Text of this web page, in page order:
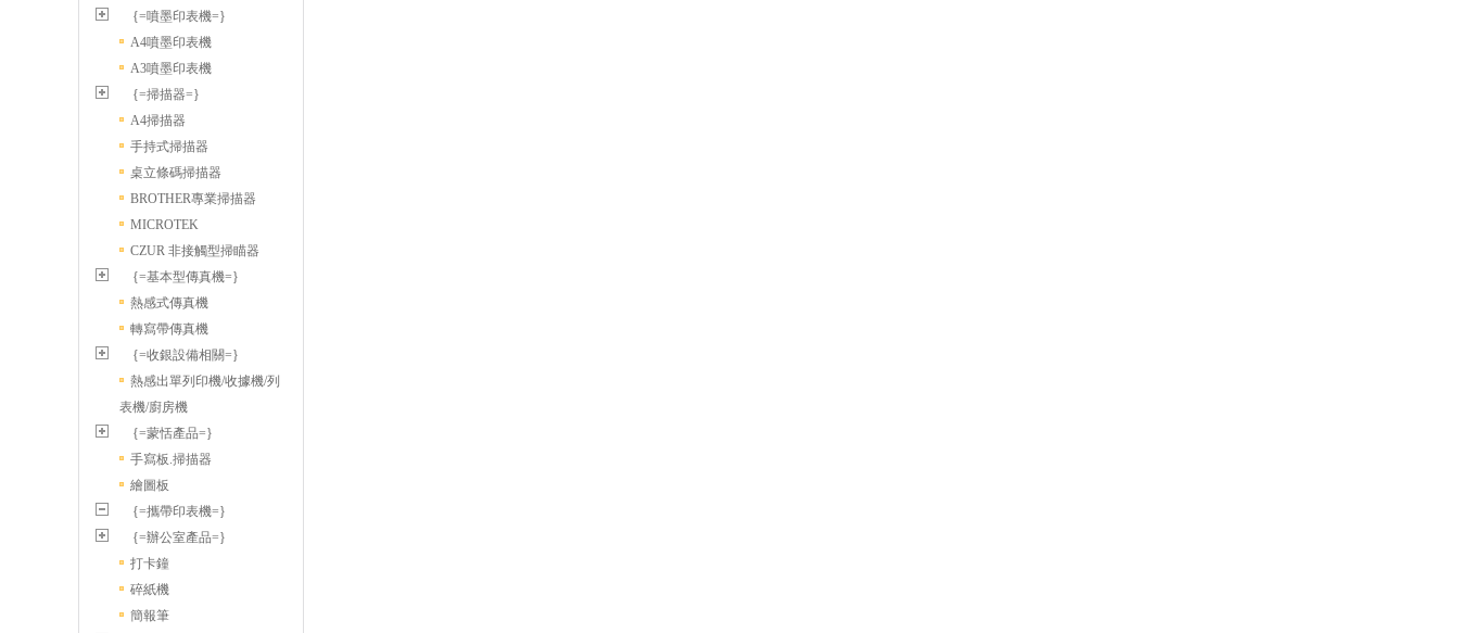
{=噴墨印表機=}
A4噴墨印表機
A3噴墨印表機
{=掃描器=}
A4掃描器
手持式掃描器
桌立條碼掃描器
BROTHER專業掃描器
MICROTEK
CZUR 非接觸型掃瞄器
{=基本型傳真機=}
熱感式傳真機
轉寫帶傳真機
{=收銀設備相關=}
熱感出單列印機/收據機/列
表機/廚房機
{=蒙恬產品=}
手寫板.掃描器
繪圖板
{=攜帶印表機=}
{=辦公室產品=}
打卡鐘
碎紙機
簡報筆